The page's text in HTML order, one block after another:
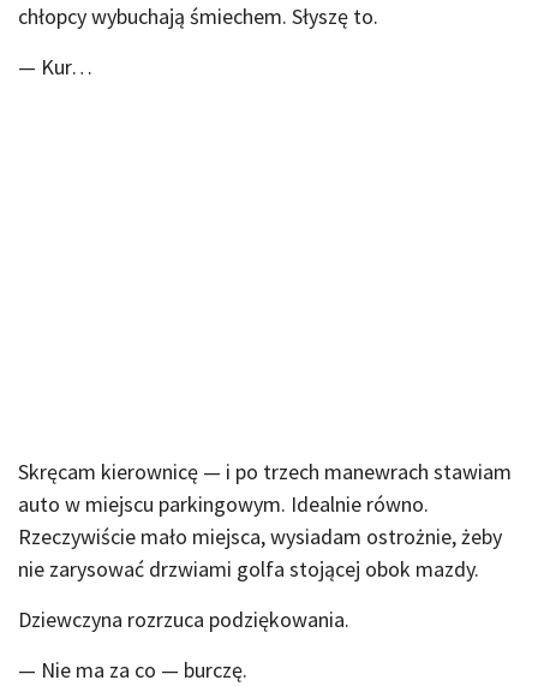
chłopcy wybuchają śmiechem. Słyszę to.
— Kur…
Skręcam kierownicę — i po trzech manewrach stawiam
auto w miejscu parkingowym. Idealnie równo.
Rzeczywiście mało miejsca, wysiadam ostrożnie, żeby
nie zarysować drzwiami golfa stojącej obok mazdy.
Dziewczyna rozrzuca podziękowania.
— Nie ma za co — burczę.